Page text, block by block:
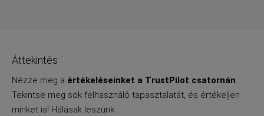
Áttekintés
Nézze meg a értékeléseinket a TrustPilot csatornán.
Tekintse meg sok felhasználó tapasztalatát, és értékeljen
minket is! Hálásak leszünk.